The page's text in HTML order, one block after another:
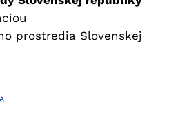
prostredia Slovenskej